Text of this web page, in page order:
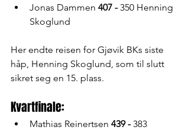
Jonas Dammen 407 - 350 Henning
Skoglund
Her endte reisen for Gjøvik BKs siste
håp, Henning Skoglund, som til slutt
sikret seg en 15. plass.
Kvartfinale:
Mathias Reinertsen 439 - 383